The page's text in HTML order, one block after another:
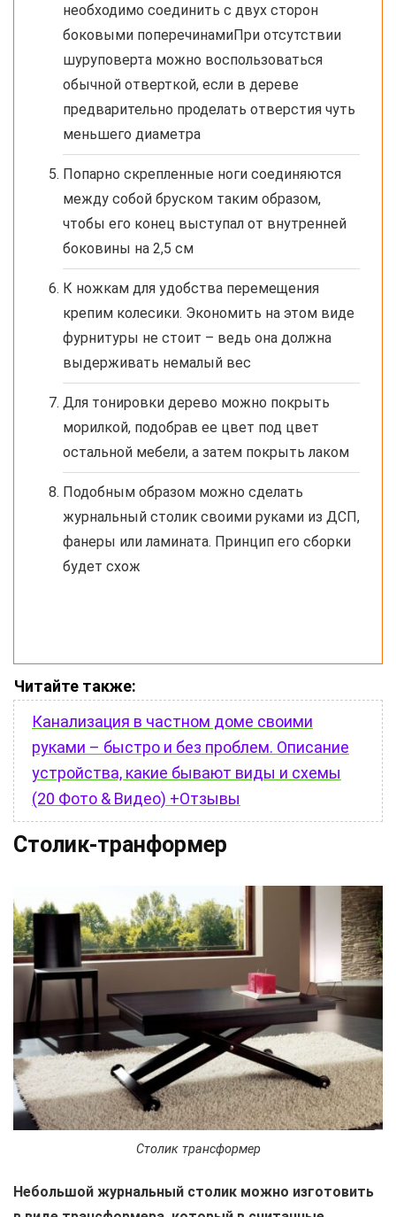
необходимо соединить с двух сторон
боковыми поперечинамиПри отсутствии
шуруповерта можно воспользоваться
обычной отверткой, если в дереве
предварительно проделать отверстия чуть
меньшего диаметра
Попарно скрепленные ноги соединяются
между собой бруском таким образом,
чтобы его конец выступал от внутренней
боковины на 2,5 см
К ножкам для удобства перемещения
крепим колесики. Экономить на этом виде
фурнитуры не стоит – ведь она должна
выдерживать немалый вес
Для тонировки дерево можно покрыть
морилкой, подобрав ее цвет под цвет
остальной мебели, а затем покрыть лаком
Подобным образом можно сделать
журнальный столик своими руками из ДСП,
фанеры или ламината. Принцип его сборки
будет схож
Читайте также:
Канализация в частном доме своими
руками – быстро и без проблем. Описание
устройства, какие бывают виды и схемы
(20 Фото & Видео) +Отзывы
Столик-транформер
Столик трансформер
Небольшой журнальный столик можно изготовить